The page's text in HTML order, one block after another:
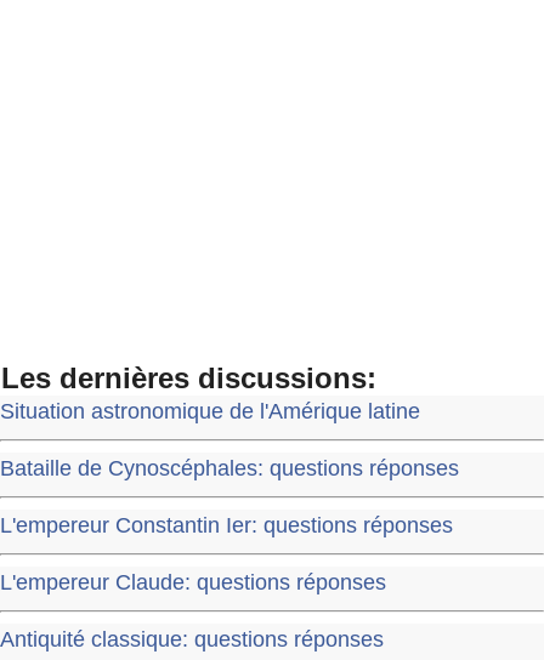
Les dernières discussions:
Situation astronomique de l'Amérique latine
Bataille de Cynoscéphales: questions réponses
L'empereur Constantin Ier: questions réponses
L'empereur Claude: questions réponses
Antiquité classique: questions réponses